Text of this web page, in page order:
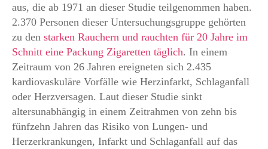
aus, die ab 1971 an dieser Studie teilgenommen haben.
2.370 Personen dieser Untersuchungsgruppe gehörten
zu den starken Rauchern und rauchten für 20 Jahre im
Schnitt eine Packung Zigaretten täglich. In einem
Zeitraum von 26 Jahren ereigneten sich 2.435
kardiovaskuläre Vorfälle wie Herzinfarkt, Schlaganfall
oder Herzversagen. Laut dieser Studie sinkt
altersunabhängig in einem Zeitrahmen von zehn bis
fünfzehn Jahren das Risiko von Lungen- und
Herzerkrankungen, Infarkt und Schlaganfall auf das